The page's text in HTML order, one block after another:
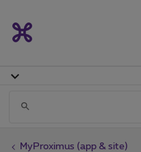
MyProximus (app & site)